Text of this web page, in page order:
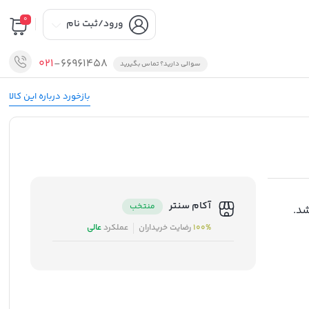
ورود/ثبت نام 0
سوالی دارید؟ تماس بگیرید 021-66961458
بازخورد درباره این کالا
آکام سنتر
منتخب
100%رضایت خریداران عملکردعالی